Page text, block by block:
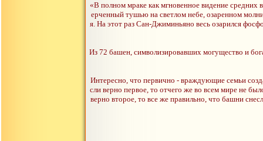
«В полном мраке как мгновенное видение средних
ерченный тушью на светлом небе, озаренном
я. На этот раз Сан-Джиминьяно весь озарился
Из 72 башен, символизировавших могущество и
Интересно, что первично - враждующие семьи
сли верно первое, то отчего же во всем мире не
верно второе, то все же правильно, что башни